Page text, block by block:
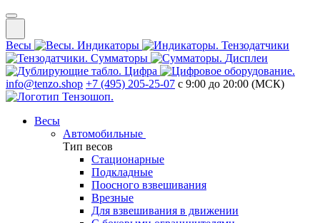
Весы Индикаторы
Тензодатчики
Сумматоры
Дисплеи
Цифра
info@tenzo.shop +7 (495) 205-25-07 с 9:00 до 20:00 (МСК)
Весы
Автомобильные
Тип весов
Стационарные
Подкладные
Поосного взвешивания
Врезные
Для взвешивания в движении